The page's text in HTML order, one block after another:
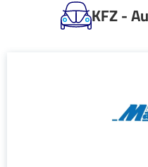
KFZ -